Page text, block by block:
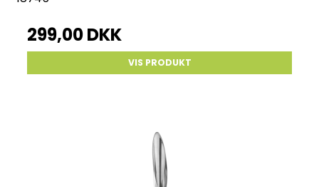
299,00 DKK
VIS PRODUKT